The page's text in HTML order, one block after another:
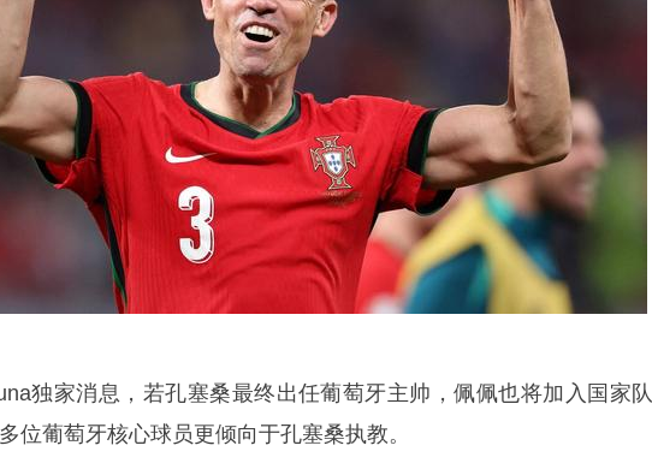
独家消息，若孔塞桑最终出任葡萄牙主帅，佩佩也将加入国家队
位葡萄牙核心球员更倾向于孔塞桑执教。